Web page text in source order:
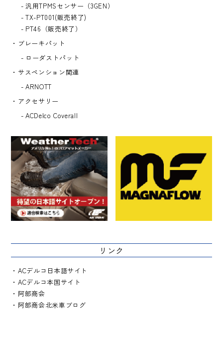
汎用TPMSセンサー（3GEN）
TX-PT001(販売終了)
PT46（販売終了）
ブレーキパット
ローダストパット
サスペンション関連
ARNOTT
アクセサリー
ACDelco Coverall
リンク
ACデルコ日本語サイト
ACデルコ本国サイト
阿部商会
阿部商会北米車ブログ